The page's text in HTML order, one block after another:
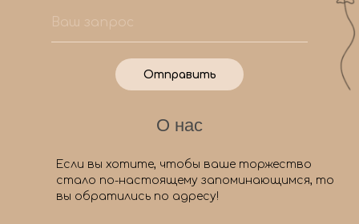
Отправить
О нас
Если вы хотите, чтобы ваше торжество
стало по-настоящему запоминающимся, то
вы обратились по адресу!